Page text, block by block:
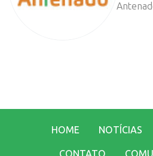
HOME NOTÍCIAS